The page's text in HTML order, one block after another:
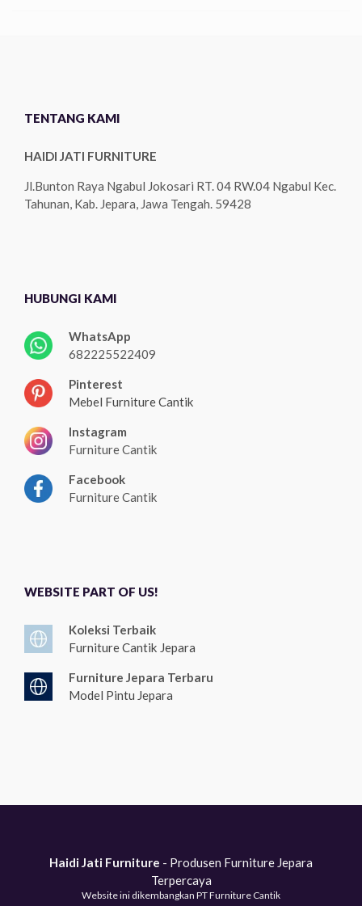
TENTANG KAMI
HAIDI JATI FURNITURE
Jl.Bunton Raya Ngabul Jokosari RT. 04 RW.04 Ngabul Kec.
Tahunan, Kab. Jepara, Jawa Tengah. 59428
HUBUNGI KAMI
WhatsApp
682225522409
Pinterest
Mebel Furniture Cantik
Instagram
Furniture Cantik
Facebook
Furniture Cantik
WEBSITE PART OF US!
Koleksi Terbaik
Furniture Cantik Jepara
Furniture Jepara Terbaru
Model Pintu Jepara
Haidi Jati Furniture - Produsen Furniture Jepara
Terpercaya
Website ini dikembangkan PT Furniture Cantik